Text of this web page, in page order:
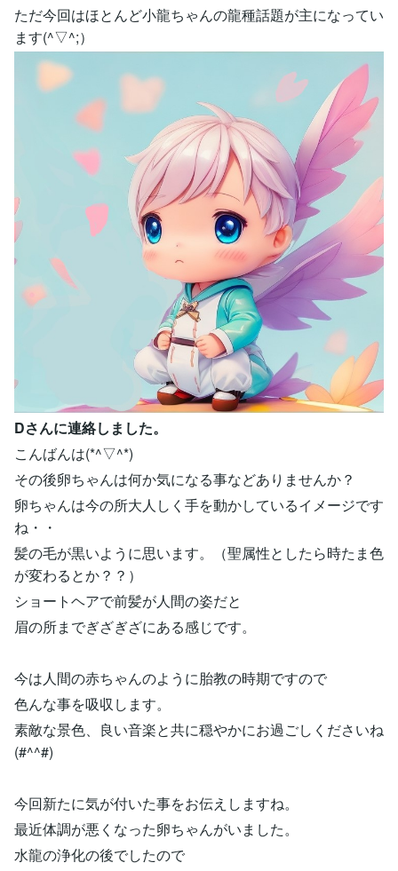
ただ今回はほとんど小龍ちゃんの龍種話題が主になってい
ます(^▽^;）
Dさんに連絡しました。
こんばんは(*^▽^*)
その後卵ちゃんは何か気になる事などありませんか？
卵ちゃんは今の所大人しく手を動かしているイメージです
ね・・
髪の毛が黒いように思います。（聖属性としたら時たま色
が変わるとか？？）
ショートヘアで前髪が人間の姿だと
眉の所までぎざぎざにある感じです。
今は人間の赤ちゃんのように胎教の時期ですので
色んな事を吸収します。
素敵な景色、良い音楽と共に穏やかにお過ごしくださいね
(#^^#)
今回新たに気が付いた事をお伝えしますね。
最近体調が悪くなった卵ちゃんがいました。
水龍の浄化の後でしたので